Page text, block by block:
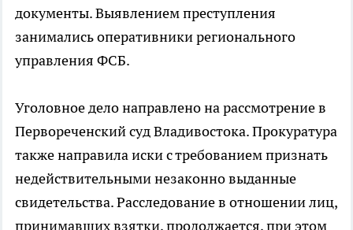
документы. Выявлением преступления
занимались оперативники регионального
управления ФСБ.
Уголовное дело направлено на рассмотрение в
Первореченский суд Владивостока. Прокуратура
также направила иски с требованием признать
недействительными незаконно выданные
свидетельства. Расследование в отношении лиц,
принимавших взятки, продолжается, при этом